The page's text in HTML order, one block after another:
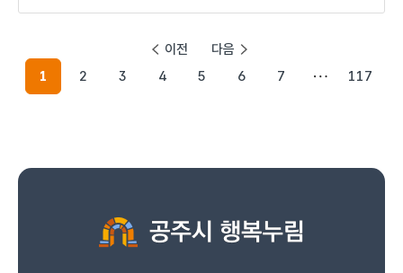
이전
1
2 3 4 5 6 7 117
다음